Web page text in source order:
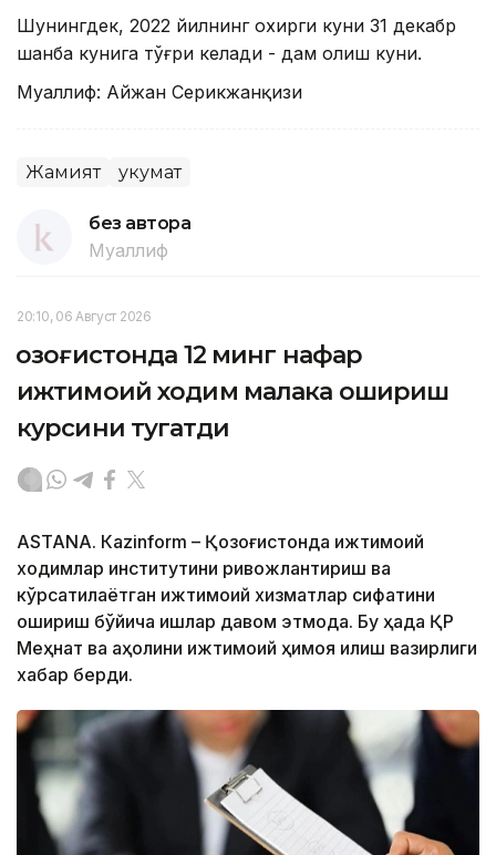
Шунингдек, 2022 йилнинг охирги куни 31 декабр
шанба кунига тўғри келади - дам олиш куни.
Муаллиф: Айжан Серикжанқизи
Жамият Ҳукумат
без автора
Муаллиф
20:10, 06 Август 2026
Қозоғистонда 12 минг нафар
ижтимоий ходим малака ошириш
курсини тугатди
ASTANА. Кazinform – Қозоғистонда ижтимоий
ходимлар институтини ривожлантириш ва
кўрсатилаётган ижтимоий хизматлар сифатини
ошириш бўйича ишлар давом этмоқда. Бу ҳақда ҚР
Меҳнат ва аҳолини ижтимоий ҳимоя қилиш вазирлиги
хабар берди.